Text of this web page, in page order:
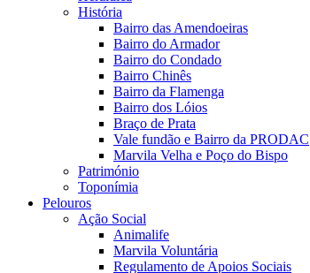
História
Bairro das Amendoeiras
Bairro do Armador
Bairro do Condado
Bairro Chinês
Bairro da Flamenga
Bairro dos Lóios
Braço de Prata
Vale fundão e Bairro da PRODAC
Marvila Velha e Poço do Bispo
Património
Toponímia
Pelouros
Ação Social
Animalife
Marvila Voluntária
Regulamento de Apoios Sociais